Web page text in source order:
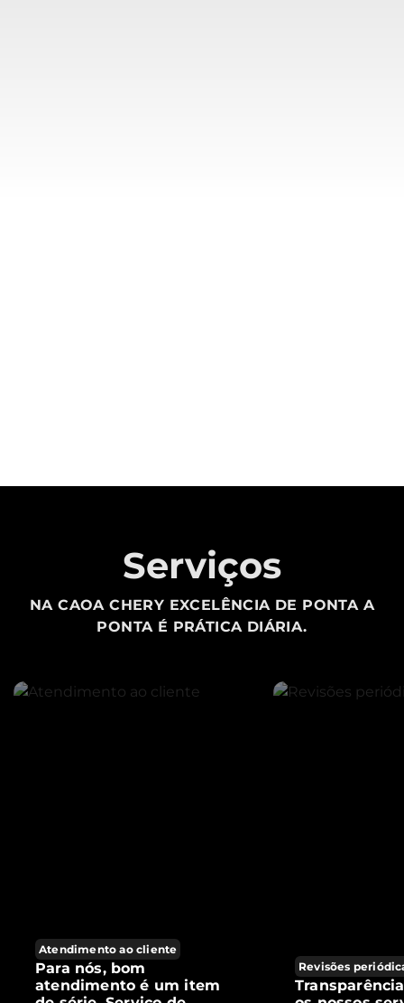
Serviços
NA CAOA CHERY EXCELÊNCIA DE PONTA A
PONTA É PRÁTICA DIÁRIA.
Atendimento ao cliente
Para nós, bom
atendimento é um item
Revisões